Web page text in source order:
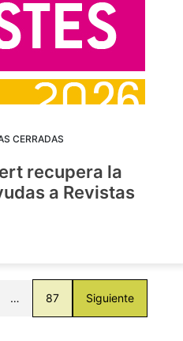
CERRADAS
recupera la
a Revistas
… 87 Siguiente